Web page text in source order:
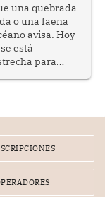
una quebrada
o una faena
avisa. Hoy
está
para